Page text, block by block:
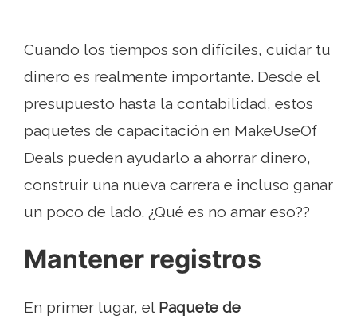
Cuando los tiempos son difíciles, cuidar tu
dinero es realmente importante. Desde el
presupuesto hasta la contabilidad, estos
paquetes de capacitación en MakeUseOf
Deals pueden ayudarlo a ahorrar dinero,
construir una nueva carrera e incluso ganar
un poco de lado. ¿Qué es no amar eso??
Mantener registros
En primer lugar, el Paquete de